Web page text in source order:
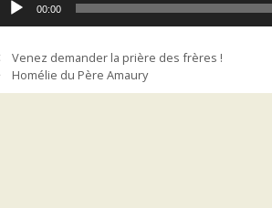
audio
00:00
Venez demander la prière des frères !
Homélie du Père Amaury